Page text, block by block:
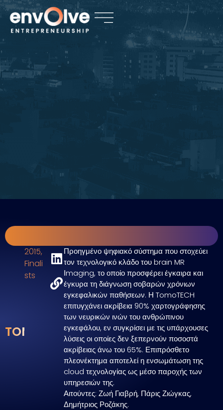
TOMOTECH
2015,
Finali
sts
Προηγμένο ψηφιακό σύστημα που στοχεύει
τον τεχνολογικό κλάδο του brain MR
Ιmaging, το οποίο προσφέρει έγκαιρα και
έγκυρα τη διάγνωση σοβαρών χρόνιων
εγκεφαλικών παθήσεων. Η TomoTECH
επιτυγχάνει ακρίβεια 90% χαρτογράφησης
των νευρικών ινών του ανθρώπινου
εγκεφάλου, εν συγκρίσει με τις υπάρχουσες
λύσεις οι οποίες δεν ξεπερνούν ποσοστά
ακρίβειας άνω του 65%. Επιπρόσθετο
πλεονέκτημα αποτελεί η ενσωμάτωση της
cloud τεχνολογίας ως μέσο παροχής των
υπηρεσιών της.
Αιτούντες: Ζωή Γιαβρή, Πάρις Ζιώγκας,
Δημήτριος Ροζάκης.